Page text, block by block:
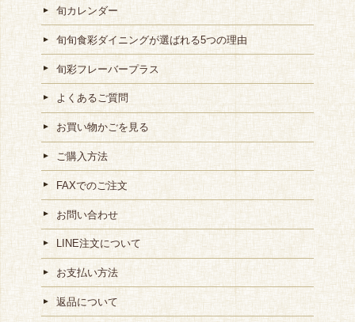
旬カレンダー
旬旬食彩ダイニングが選ばれる5つの理由
旬彩フレーバープラス
よくあるご質問
お買い物かごを見る
ご購入方法
FAXでのご注文
お問い合わせ
LINE注文について
お支払い方法
返品について